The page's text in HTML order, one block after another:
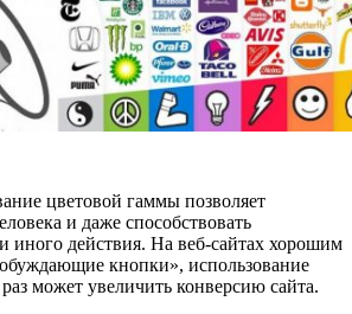
цветовой гаммы позволяет
и даже способствовать
иного действия. На веб-сайтах хорошим
кнопки», использование
может увеличить конверсию сайта.